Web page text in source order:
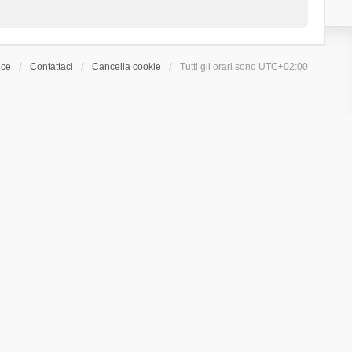
Contattaci Cancella cookie Tutti gli orari sono UTC+02:00